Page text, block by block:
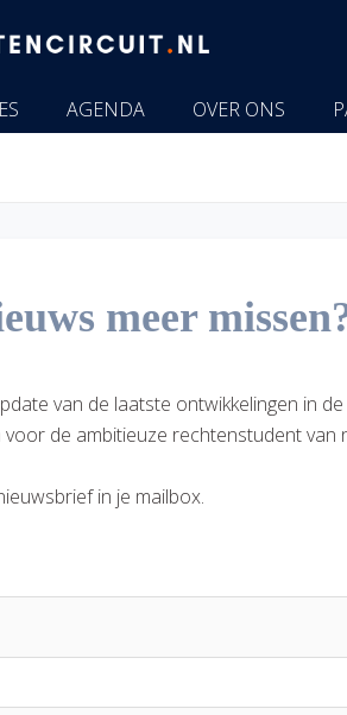
AGENDA OVER ONS
meer
van de laatste ontwikkelingen in
de ambitieuze rechtenstudent van
in je mailbox.